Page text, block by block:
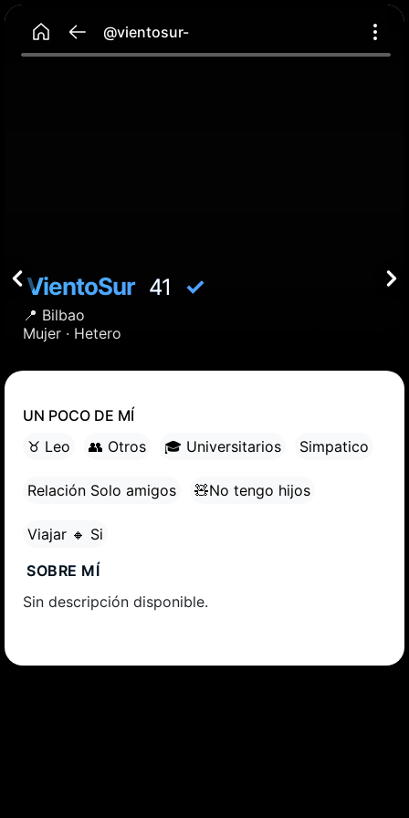
@vientosur-
VientoSur 41 ✓
📍 Bilbao
Mujer · Hetero
UN POCO DE MÍ
♉ Leo
👥 Otros 🎓 Universitarios Simpatico
Relación Solo amigos 🧸No tengo hijos
Viajar 🔸 Si
SOBRE MÍ
Sin descripción disponible.